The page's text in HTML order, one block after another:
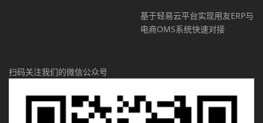
基于轻易云平台实现用友ERP与
电商OMS系统快速对接
扫码关注我们的微信公众号